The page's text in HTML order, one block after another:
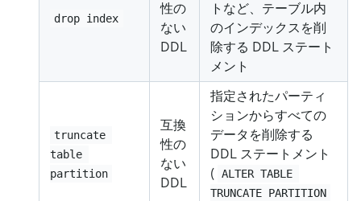
drop index
性の
ない
DDL
トなど、テーブル内
のインデックスを削
除する DDL ステート
メント
truncate
table
partition
互換
性の
ない
DDL
指定されたパーティ
ションからすべての
データを削除する
DDL ステートメント
( ALTER TABLE
TRUNCATE PARTITION